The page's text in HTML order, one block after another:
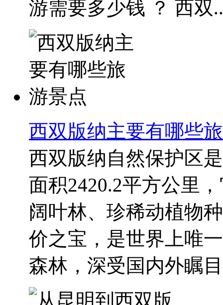
游需要多少钱 ？ 西双
西双版纳主要有哪些
西双版纳自然保护区
面积2420.2平方公里
阔叶林、珍稀动植物
价之宝，是世界上唯
森林，深受国内外瞩